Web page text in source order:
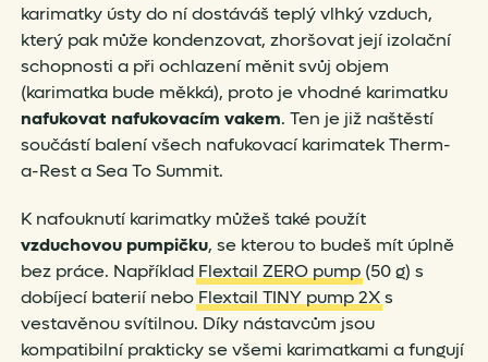
karimatky ústy do ní dostáváš teplý vlhký vzduch,
který pak může kondenzovat, zhoršovat její izolační
schopnosti a při ochlazení měnit svůj objem
(karimatka bude měkká), proto je vhodné karimatku
nafukovat nafukovacím vakem. Ten je již naštěstí
součástí balení všech nafukovací karimatek Therm-
a-Rest a Sea To Summit.
K nafouknutí karimatky můžeš také použít
vzduchovou pumpičku, se kterou to budeš mít úplně
bez práce. Například Flextail ZERO pump(50 g) s
dobíjecí baterií nebo Flextail TINY pump 2Xs
vestavěnou svítilnou. Díky nástavcům jsou
kompatibilní prakticky se všemi karimatkami a fungují